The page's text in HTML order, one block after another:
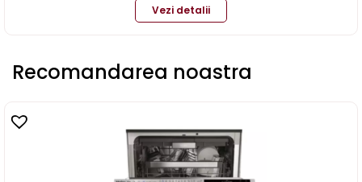
Vezi detalii
Recomandarea noastra